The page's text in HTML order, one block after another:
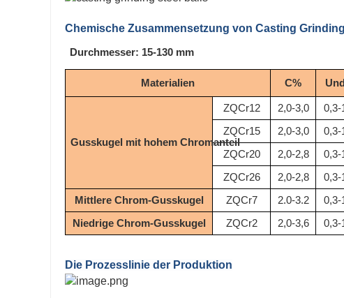
Chemische Zusammensetzung von Casting
Durchmesser: 15-130 mm
Materialien C%
Gusskugel mit hohem Chromanteil
ZQCr12 2,0-3,0 0,3-
ZQCr15
2,0-3,0 0,3-
ZQCr20
2,0-2,8 0,3-
ZQCr26
2,0-2,8 0,3-
Mittlere Chrom-Gusskugel
ZQCr7 2.0-3.2 0,3-
Niedrige Chrom-Gusskugel
ZQCr2 2,0-3,6 0,3-
Die Prozesslinie der Produktion